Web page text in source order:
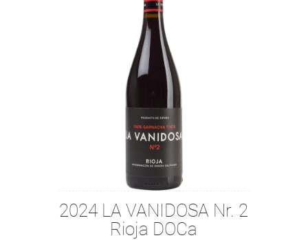
2024 LA VANIDOSA Nr. 2
Rioja DOCa